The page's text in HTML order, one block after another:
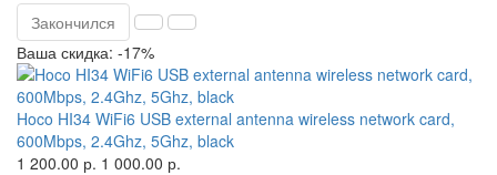
Закончился
Ваша скидка: -17%
Hoco HI34 WiFi6 USB external antenna wireless network card,
600Mbps, 2.4Ghz, 5Ghz, black
1 200.00 р. 1 000.00 р.